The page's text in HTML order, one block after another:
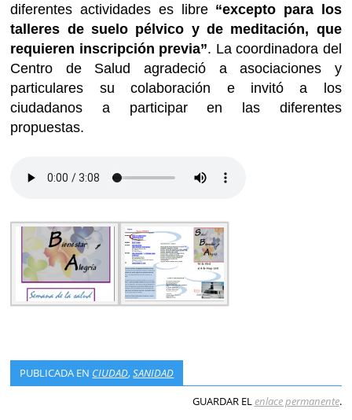
diferentes actividades es libre“excepto para los
talleres de suelo pélvico y de meditación, que
requieren inscripción previa”. La coordinadora del
Centro de Salud agradeció a asociaciones y
particulares su colaboración e invitó a los
ciudadanos a participar en las diferentes
propuestas.
PUBLICADA EN CIUDAD,SANIDAD
GUARDAR ELenlace permanente.